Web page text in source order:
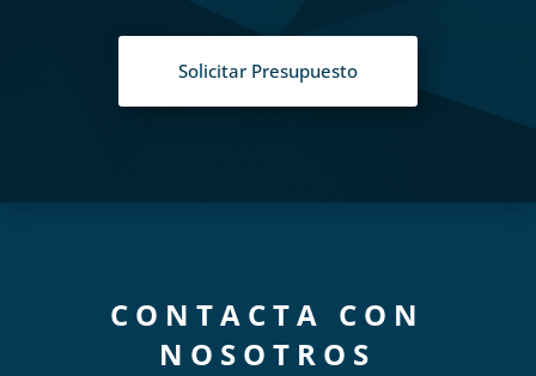
Solicitar Presupuesto
CONTACTA CON
NOSOTROS